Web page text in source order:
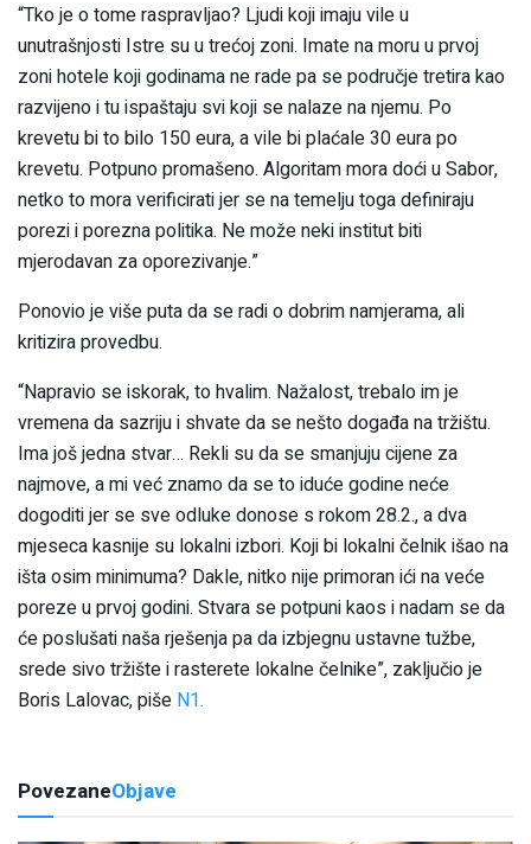
“Tko je o tome raspravljao? Ljudi koji imaju vile u
unutrašnjosti Istre su u trećoj zoni. Imate na moru u prvoj
zoni hotele koji godinama ne rade pa se područje tretira kao
razvijeno i tu ispaštaju svi koji se nalaze na njemu. Po
krevetu bi to bilo 150 eura, a vile bi plaćale 30 eura po
krevetu. Potpuno promašeno. Algoritam mora doći u Sabor,
netko to mora verificirati jer se na temelju toga definiraju
porezi i porezna politika. Ne može neki institut biti
mjerodavan za oporezivanje.”
Ponovio je više puta da se radi o dobrim namjerama, ali
kritizira provedbu.
“Napravio se iskorak, to hvalim. Nažalost, trebalo im je
vremena da sazriju i shvate da se nešto događa na tržištu.
Ima još jedna stvar… Rekli su da se smanjuju cijene za
najmove, a mi već znamo da se to iduće godine neće
dogoditi jer se sve odluke donose s rokom 28.2., a dva
mjeseca kasnije su lokalni izbori. Koji bi lokalni čelnik išao na
išta osim minimuma? Dakle, nitko nije primoran ići na veće
poreze u prvoj godini. Stvara se potpuni kaos i nadam se da
će poslušati naša rješenja pa da izbjegnu ustavne tužbe,
srede sivo tržište i rasterete lokalne čelnike”, zaključio je
Boris Lalovac, piše N1.
PovezaneObjave